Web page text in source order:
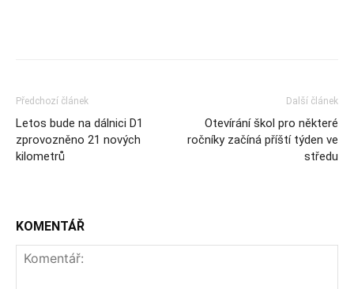
Předchozí článek
Letos bude na dálnici D1
zprovozněno 21 nových
kilometrů
Další článek
Otevírání škol pro některé
ročníky začíná příští týden ve
středu
KOMENTÁŘ